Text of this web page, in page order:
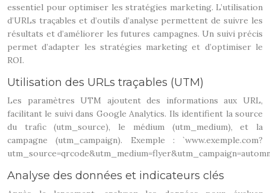
essentiel pour optimiser les stratégies marketing. L’utilisation
d’URLs traçables et d’outils d’analyse permettent de suivre les
résultats et d’améliorer les futures campagnes. Un suivi précis
permet d’adapter les stratégies marketing et d’optimiser le
ROI.
Utilisation des URLs traçables (UTM)
Les paramètres UTM ajoutent des informations aux URL,
facilitant le suivi dans Google Analytics. Ils identifient la source
du trafic (utm_source), le médium (utm_medium), et la
campagne (utm_campaign). Exemple : `www.exemple.com?
Analyse des données et indicateurs clés